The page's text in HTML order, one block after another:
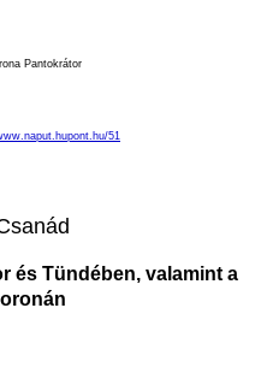
Pantokrátor
51
és Tündében, valamint a